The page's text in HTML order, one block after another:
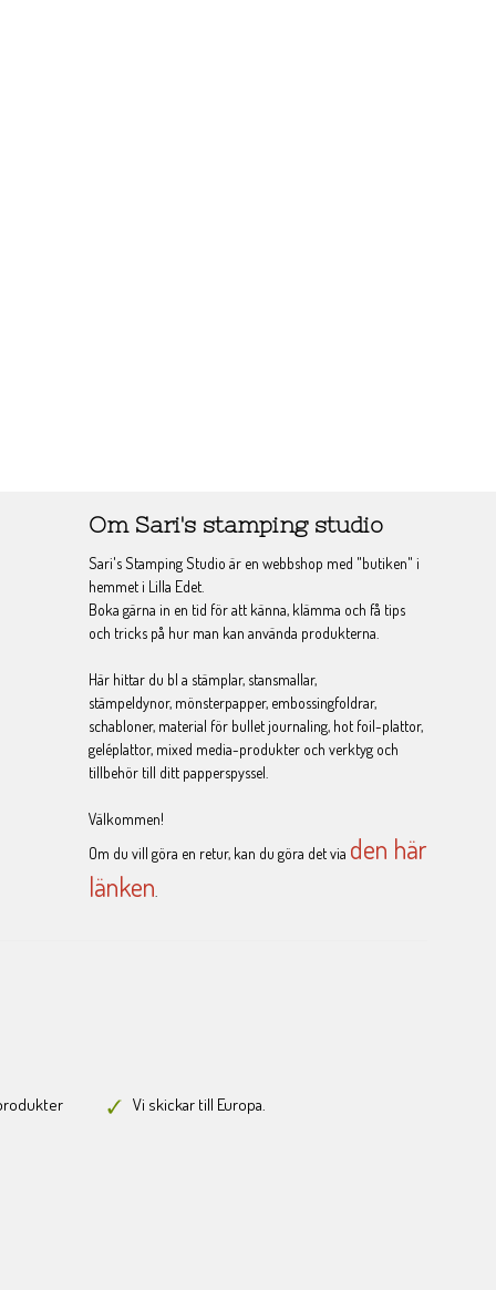
Om Sari's stamping studio
Sari's Stamping Studio är en webbshop med "butiken" i
hemmet i Lilla Edet.
Boka gärna in en tid för att känna, klämma och få tips
och tricks på hur man kan använda produkterna.
Här hittar du bl a stämplar, stansmallar,
stämpeldynor, mönsterpapper, embossingfoldrar,
schabloner, material för bullet journaling, hot foil-plattor,
geléplattor, mixed media-produkter och verktyg och
tillbehör till ditt papperspyssel.
Välkommen!
Om du vill göra en retur, kan du göra det via den här
länken
Vi skickar till Europa.